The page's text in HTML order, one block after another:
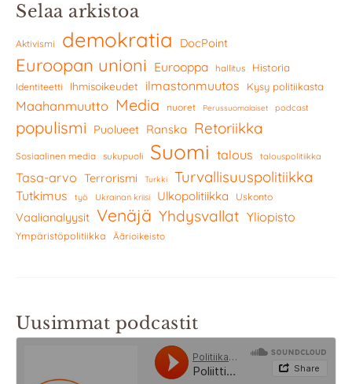
Selaa arkistoa
Aktivismi demokratia DocPoint
Euroopan unioni Eurooppa hallitus Historia
Identiteetti Ihmisoikeudet ilmastonmuutos Kysy politiikasta
Maahanmuutto Media nuoret Perussuomalaiset podcast
populismi Puolueet Ranska Retoriikka
Sosiaalinen media sukupuoli Suomi talous talouspolitiikka
Tasa-arvo Terrorismi Turkki Turvallisuuspolitiikka
Tutkimus työ Ukrainan kriisi Ulkopolitiikka Uskonto
Vaalianalyysit Venäjä Yhdysvallat Yliopisto
Ympäristöpolitiikka Äärioikeisto
Uusimmat podcastit